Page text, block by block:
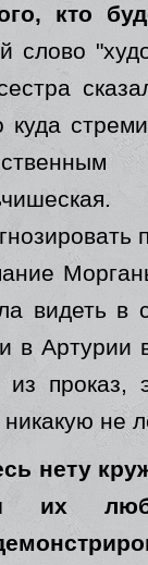
кто
слово
куда
видеть в
в Артурии
из проказ,
никакую не
нету
их